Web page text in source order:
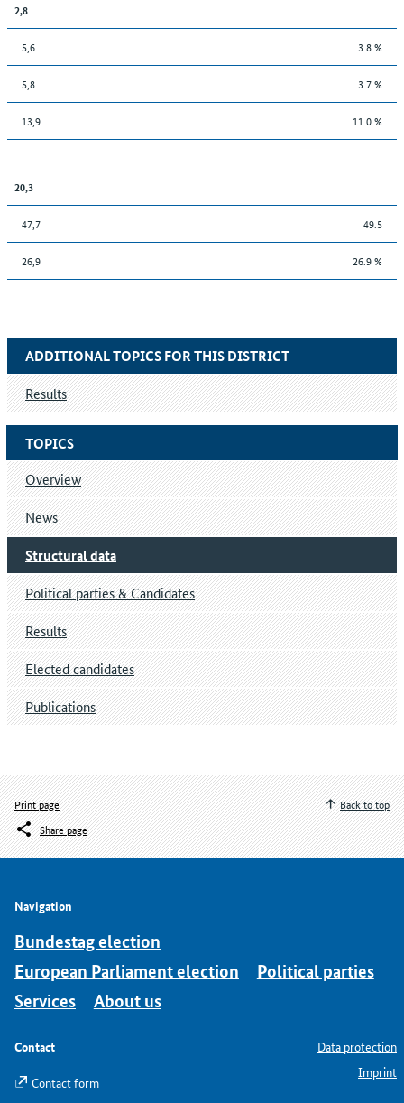
2,8
5,6 3.8 %
5,8 3.7 %
13,9 11.0 %
20,3
47,7 49.5
26,9 26.9 %
TOPICS
Overview
News
Structural data
Political parties & Candidates
Results
Elected candidates
Publications
ADDITIONAL TOPICS FOR THIS DISTRICT
Results
Print page
Share page
Back to top
Navigation
Bundestag election
European Parliament election
Political parties
Services
About us
Contact
Contact form
Data protection
Imprint